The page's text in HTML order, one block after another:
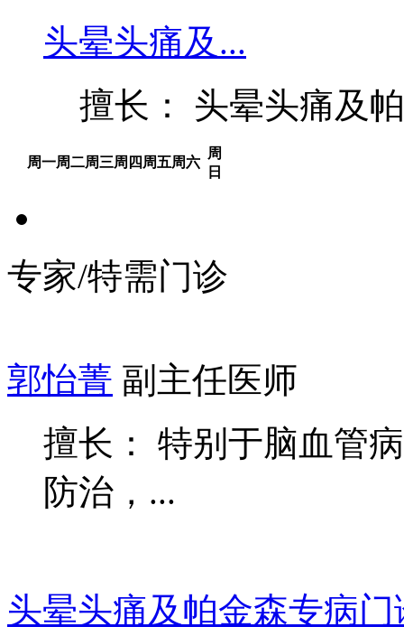
头晕头痛及...
擅长： 头晕头痛及
周一周二周三周四 周五周六
周
日
专家/特需门诊
郭怡菁 副主任医师
擅长： 特别于脑血管
防治，...
头晕头痛及帕金森专病门